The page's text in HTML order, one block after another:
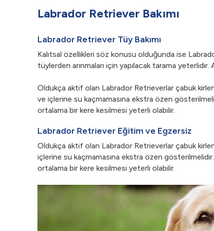
Labrador Retriever Bakımı
Labrador Retriever Tüy Bakımı
Kalıtsal özellikleri söz konusu olduğunda ise
tüylerden arınmaları için yapılacak tarama
Oldukça aktif olan Labrador Retrieverlar çabuk
ve içlerine su kaçmamasına ekstra özen
ortalama bir kere kesilmesi yeterli olabilir.
Labrador Retriever Eğitim ve Egzersiz
Oldukça aktif olan Labrador Retrieverlar çabuk
içlerine su kaçmamasına ekstra özen gösterilmelidir.
ortalama bir kere kesilmesi yeterli olabilir.